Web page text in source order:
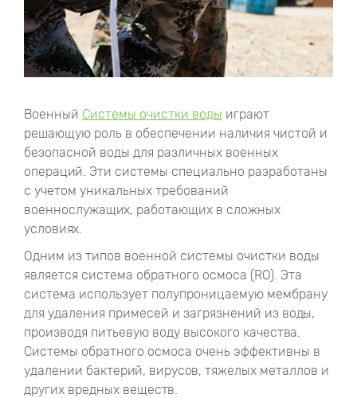
Военный Системы очистки воды играют
решающую роль в обеспечении наличия чистой и
безопасной воды для различных военных
операций. Эти системы специально разработаны
с учетом уникальных требований
военнослужащих, работающих в сложных
условиях.
Одним из типов военной системы очистки воды
является система обратного осмоса (RO). Эта
система использует полупроницаемую мембрану
для удаления примесей и загрязнений из воды,
производя питьевую воду высокого качества.
Системы обратного осмоса очень эффективны в
удалении бактерий, вирусов, тяжелых металлов и
других вредных веществ.